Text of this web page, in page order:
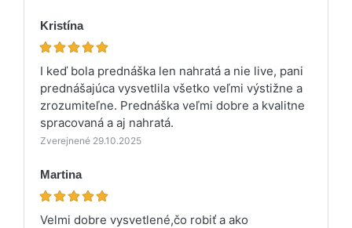
Kristína
I keď bola prednáška len nahratá a nie live, pani
prednášajúca vysvetlila všetko veľmi výstižne a
zrozumiteľne. Prednáška veľmi dobre a kvalitne
spracovaná a aj nahratá.
Zverejnené 29.10.2025
Martina
Velmi dobre vysvetlené,čo robiť a ako